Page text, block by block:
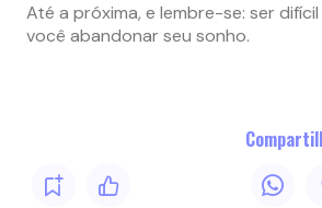
Até a próxima, e lembre-se: ser
você abandonar seu sonho.